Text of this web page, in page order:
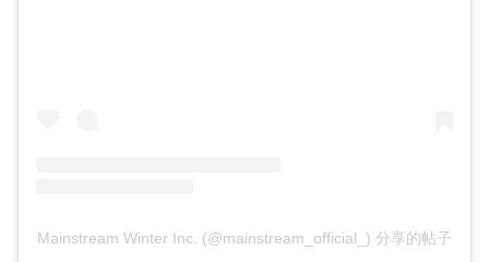
Mainstream Winter Inc. (@mainstream_official_) 分享的帖子